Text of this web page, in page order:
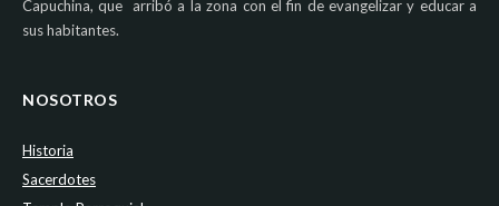
Capuchina, que arribó a la zona con el fin de evangelizar y educar a
sus habitantes.
NOSOTROS
Historia
Sacerdotes